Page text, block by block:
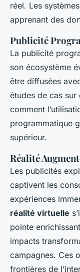
réel. Les
apprenant des
Publicité
La publicité
son écosystème
être diffusées
études de cas sur
comment
programmatique
supérieur.
Réalité
Les publicités
captivent les
expériences
réalité virtuelle
pointe
impacts
campagnes. Ces
frontières de